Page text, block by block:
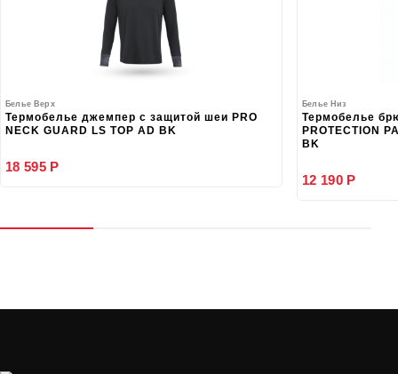
Белье Верх
Термобелье джемпер с защитой шеи PRO
NECK GUARD LS TOP AD BK
18 595 Р
Белье Низ
Термобелье
PROTECTION
BK
12 190 Р